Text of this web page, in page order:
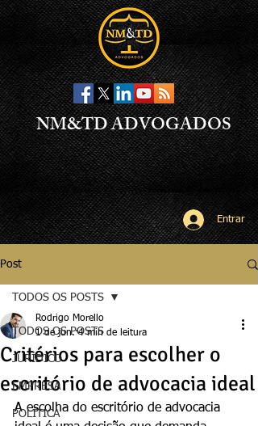
NM&TD ADVOGADOS
Entrar
Post
TODOS OS POSTS
JURÍDICO
EMPRESA
POLÍTICA
TODOS OS POSTS
Critérios para escolher o
escritório de advocacia ideal
Rodrigo Morello
1 de jun. 4 min de leitura
A escolha do escritório de advocacia